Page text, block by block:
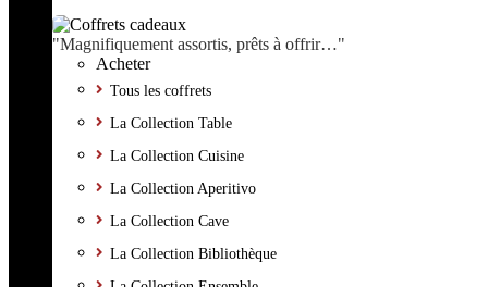
"Magnifiquement assortis, prêts à offrir…"
Acheter
Tous les coffrets
La Collection Table
La Collection Cuisine
La Collection Aperitivo
La Collection Cave
La Collection Bibliothèque